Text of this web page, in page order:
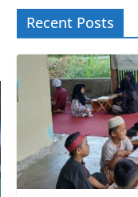
Recent Posts